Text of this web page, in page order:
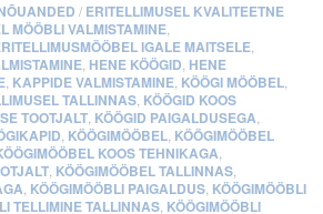
/ ERITELLIMUSEL KVALITEETNE
MÖÖBLI VALMISTAMINE,
IGALE MAITSELE,
, HENE KÖÖGID, HENE
, KAPPIDE VALMISTAMINE, KÖÖGI MÖÖBEL,
TALLINNAS, KÖÖGID KOOS
TOOTJALT, KÖÖGID PAIGALDUSEGA,
, KÖÖGIMÖÖBEL, KÖÖGIMÖÖBEL
KOOS TEHNIKAGA,
, KÖÖGIMÖÖBEL TALLINNAS,
, KÖÖGIMÖÖBLI PAIGALDUS, KÖÖGIMÖÖBLI
TELLIMINE TALLINNAS, KÖÖGIMÖÖBLI